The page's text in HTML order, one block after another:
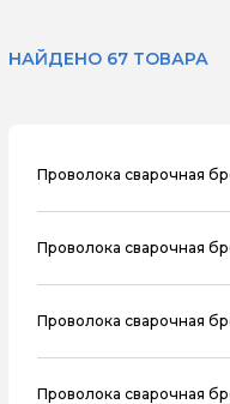
НАЙДЕНО 67 ТОВАРА
Проволока сварочная
Проволока сварочная
Проволока сварочная
Проволока сварочная